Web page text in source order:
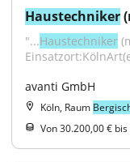
Haustechniker
"...Haustechniker
avanti GmbH
Köln, Raum
Von 30.200,00 €